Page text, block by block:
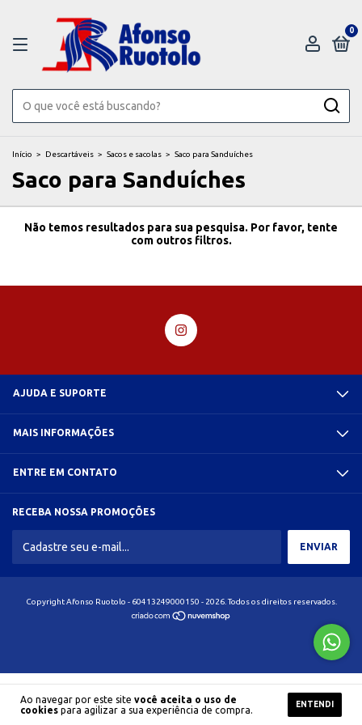
0
Ao navegar por este site você aceita o uso de
cookies para agilizar a sua experiência de compra.
ENTENDI
Início > Descartáveis > Sacos e sacolas > Saco para Sanduíches
Saco para Sanduíches
Não temos resultados para sua pesquisa. Por favor, tente
com outros filtros.
AJUDA E SUPORTE
MAIS INFORMAÇÕES
ENTRE EM CONTATO
RECEBA NOSSA PROMOÇÕES
Copyright Afonso Ruotolo - 60413249000150 - 2026. Todos os direitos reservados.